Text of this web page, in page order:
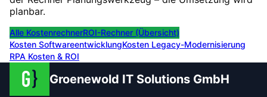
planbar.
Alle KostenrechnerROI-Rechner (Übersicht)
Kosten SoftwareentwicklungKosten Legacy-Modernisierung
RPA Kosten & ROI
Groenewold IT Solutions GmbH